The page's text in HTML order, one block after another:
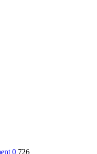
on
0 726